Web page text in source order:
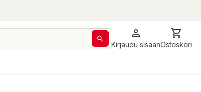
Kirjaudu sisäänOstoskori